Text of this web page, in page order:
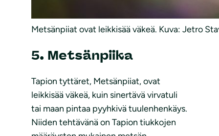
Metsänpiiat ovat leikkisää väkeä. Kuva: Jetro
5. Metsänpiika
Tapion tyttäret, Metsänpiiat, ovat
leikkisää väkeä, kuin sinertävä virvatuli
tai maan pintaa pyyhkivä tuulenhenkäys.
Niiden tehtävänä on Tapion tiukkojen